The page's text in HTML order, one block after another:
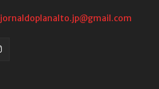
jornaldoplanalto.jp@gmail.com